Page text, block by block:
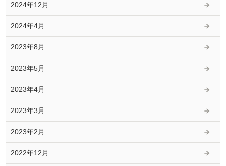
2024年12月
2024年4月
2023年8月
2023年5月
2023年4月
2023年3月
2023年2月
2022年12月